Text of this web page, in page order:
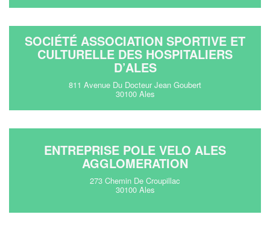
SOCIÉTÉ ASSOCIATION SPORTIVE ET
CULTURELLE DES HOSPITALIERS
D’ALES
811 Avenue Du Docteur Jean Goubert
30100 Ales
ENTREPRISE POLE VELO ALES
AGGLOMERATION
273 Chemin De Croupillac
30100 Ales